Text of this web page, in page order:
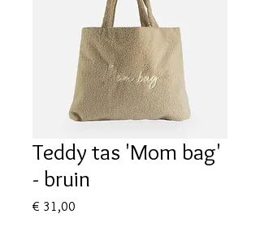
Teddy tas 'Mom bag'
- bruin
€ 31,00